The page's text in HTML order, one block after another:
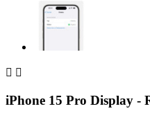
 
iPhone 15 Pro Display -